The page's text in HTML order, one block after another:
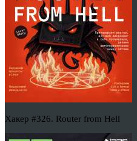
Хакер #326. Router from Hell